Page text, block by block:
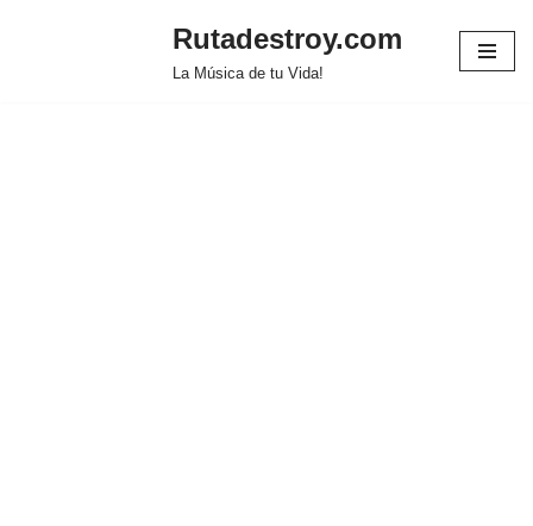
Rutadestroy.com
La Música de tu Vida!